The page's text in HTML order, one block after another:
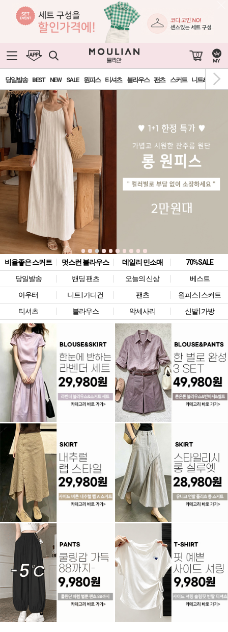
0
당일발송 BEST NEW SALE 원피스 티셔츠 블라우스 팬츠 스커트 니트&가디건
비율좋은 스커트 멋스런 블라우스 데일리 민소매
70%SALE
당일발송
밴딩 팬츠 오늘의 신상
베스트
아우터
니트 | 가디건 팬츠
원피스 | 스커트
티셔츠
블라우스 악세사리 신발 | 가방